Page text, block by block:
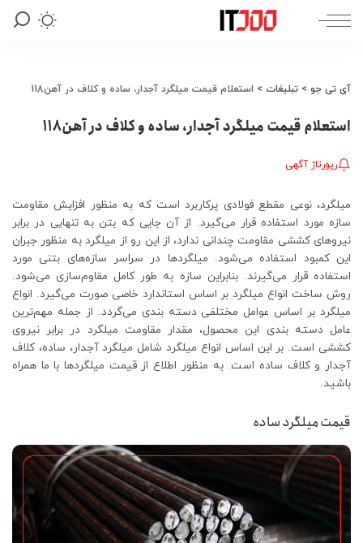
آی تی جو > تبلیغات > استعلام قیمت میلگرد آجدار، ساده و کلاف در آهن118
استعلام قیمت میلگرد آجدار، ساده و کلاف در آهن118
رپورتاژ آگهی
میلگرد، نوعی مقطع فولادی پرکاربرد است که به منظور افزایش مقاومت
سازه مورد استفاده قرار می‌گیرد. از آن جایی که بتن به تنهایی در برابر
نیروهای کششی مقاومت چندانی ندارد، از این رو از میلگرد به منظور جبران
این کمبود استفاده می‌شود. میلگردها در سراسر سازه‌های بتنی مورد
استفاده قرار می‌گیرند. بنابراین سازه به طور کامل مقاوم‌سازی می‌شود.
روش ساخت انواع میلگرد بر اساس استاندارد خاصی صورت می‌گیرد. انواع
میلگرد بر اساس عوامل مختلفی دسته بندی می‌گردد. از جمله مهم‌ترین
عامل دسته بندی این محصول، مقدار مقاومت میلگرد در برابر نیروی
کششی است. بر این اساس انواع میلگرد شامل میلگرد آجدار، ساده، کلاف
آجدار و کلاف ساده است. به منظور اطلاع از قیمت میلگردها با ما همراه
باشید.
قیمت میلگرد ساده